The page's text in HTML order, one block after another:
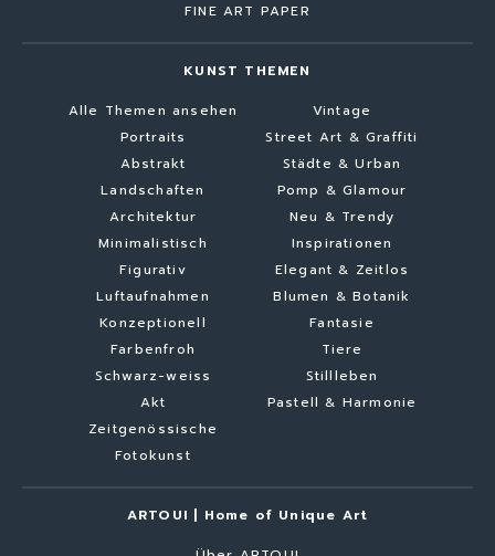
FINE ART PAPER
KUNST THEMEN
Alle Themen ansehen
Portraits
Abstrakt
Landschaften
Architektur
Minimalistisch
Figurativ
Luftaufnahmen
Konzeptionell
Farbenfroh
Schwarz-weiss
Akt
Zeitgenössische
Fotokunst
Vintage
Street Art & Graffiti
Städte & Urban
Pomp & Glamour
Neu & Trendy
Inspirationen
Elegant & Zeitlos
Blumen & Botanik
Fantasie
Tiere
Stillleben
Pastell & Harmonie
ARTOUI | Home of Unique Art